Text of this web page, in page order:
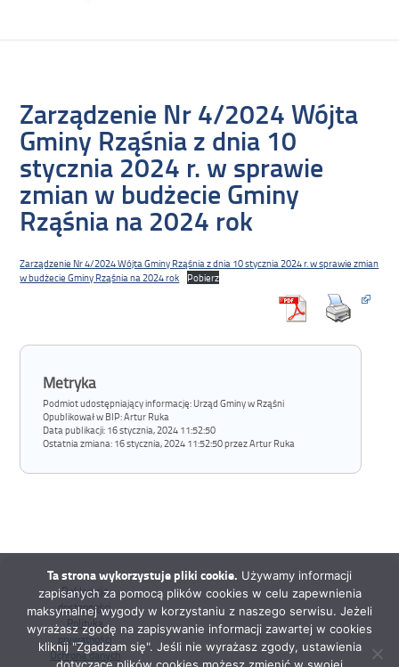
Zarządzenie Nr 4/2024 Wójta
Gminy Rząśnia z dnia 10
stycznia 2024 r. w sprawie
zmian w budżecie Gminy
Rząśnia na 2024 rok
Zarządzenie Nr 4/2024 Wójta Gminy Rząśnia z dnia 10 stycznia 2024 r. w sprawie zmian
w budżecie Gminy Rząśnia na 2024 rok
Pobierz
Metryka
Podmiot udostępniający informację: Urząd Gminy w Rząśni
Opublikował w BIP:Artur Ruka
Data publikacji: 16 stycznia, 2024 11:52:50
Ostatnia zmiana: 16 stycznia, 2024 11:52:50 przez Artur Ruka
Deklaracja
dostępności
Polityka
prywatności
Ochrona danych
Ta strona wykorzystuje pliki cookie. Używamy informacji
zapisanych za pomocą plików cookies w celu zapewnienia
maksymalnej wygody w korzystaniu z naszego serwisu. Jeżeli
wyrażasz zgodę na zapisywanie informacji zawartej w cookies
kliknij "Zgadzam się". Jeśli nie wyrażasz zgody, ustawienia